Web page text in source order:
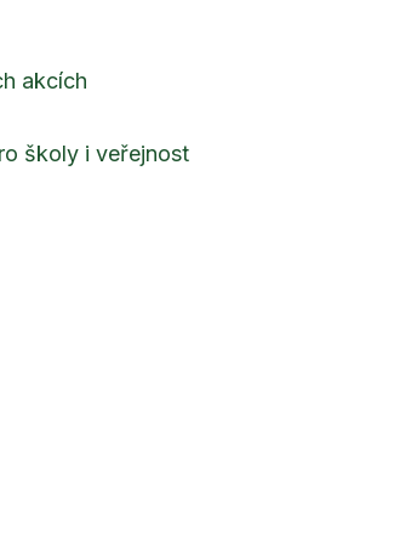
akcích
školy i veřejnost